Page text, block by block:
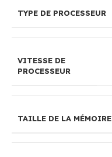
TYPE DE PROCESSEUR
VITESSE DE
PROCESSEUR
TAILLE DE LA MÉMOIRE